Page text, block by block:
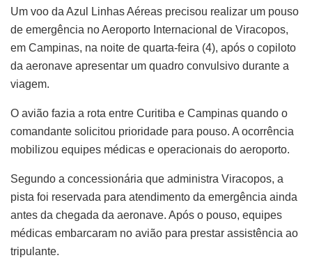
Um voo da Azul Linhas Aéreas precisou realizar um pouso
de emergência no Aeroporto Internacional de Viracopos,
em Campinas, na noite de quarta-feira (4), após o copiloto
da aeronave apresentar um quadro convulsivo durante a
viagem.
O avião fazia a rota entre Curitiba e Campinas quando o
comandante solicitou prioridade para pouso. A ocorrência
mobilizou equipes médicas e operacionais do aeroporto.
Segundo a concessionária que administra Viracopos, a
pista foi reservada para atendimento da emergência ainda
antes da chegada da aeronave. Após o pouso, equipes
médicas embarcaram no avião para prestar assistência ao
tripulante.